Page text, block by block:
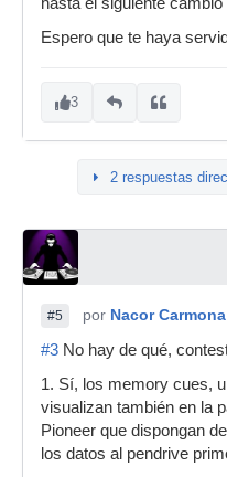
Espero que te haya
3
2 respuestas
#5 por Nacor
#3 No hay de qué,
1. Sí, los memory cues,
visualizan también en la
Pioneer que dispongan
los datos al pendrive